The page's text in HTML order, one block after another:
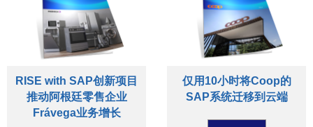
RISE with SAP创新项目
推动阿根廷零售企业
Frávega业务增长
仅用10小时将Coop的
SAP系统迁移到云端